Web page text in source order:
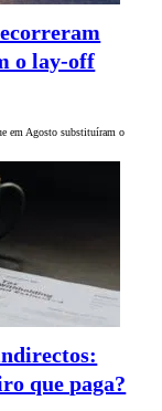
o lay-off
em Agosto substituíram o
que paga?